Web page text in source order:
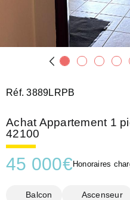
Réf. 3889LRPB
Achat Appartement 1
42100
45 000€ Honoraires
Balcon Ascenseur